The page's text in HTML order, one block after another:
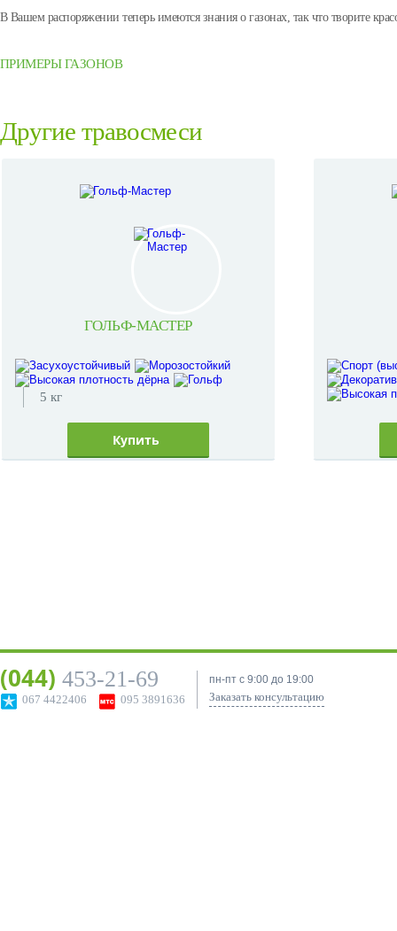
В Вашем распоряжении теперь имеются знания о газонах, так что творите
ПРИМЕРЫ ГАЗОНОВ
Другие травосмеси
ГОЛЬФ-МАСТЕР
5 кг
Купить
(044) 453-21-69
067 4422406 095 3891636
пн-пт с 9:00 до 19:00
Заказать консультацию